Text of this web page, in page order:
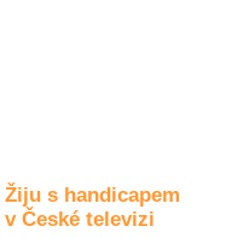
Žiju s handicapem
v České televizi